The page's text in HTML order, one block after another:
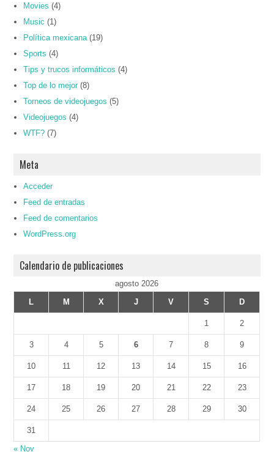
Movies (4)
Music (1)
Política mexicana (19)
Sports (4)
Tips y trucos informáticos (4)
Top de lo mejor (8)
Torneos de videojuegos (5)
Videojuegos (4)
WTF? (7)
Meta
Acceder
Feed de entradas
Feed de comentarios
WordPress.org
Calendario de publicaciones
agosto 2026
L
M X J V S D
1 2
3 4 5 6 7 8 9
10 11 12 13 14 15 16
17 18 19 20 21 22 23
24 25 26 27 28 29 30
31
« Nov